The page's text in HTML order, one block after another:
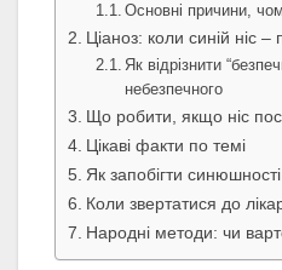
Основні причини,
Ціаноз: коли синій ніс –
Як відрізнити
небезпечного
Що робити, якщо ніс
Цікаві факти по темі
Як запобігти
Коли звертатися до
Народні методи: чи